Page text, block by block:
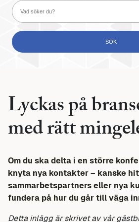
Lyckas på
med rätt
Om du ska delta i en större
knyta nya kontakter – kanske
sammarbetspartners eller nya
fundera på hur du går till väga
Detta inlägg är skrivet av vår